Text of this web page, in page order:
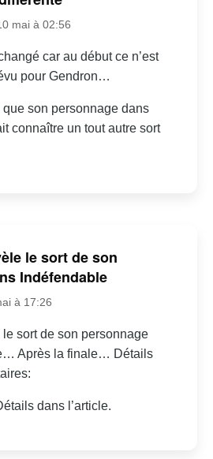
mai à 02:56
car au début ce n’est
pour Gendron…
son personnage dans
connaître un tout autre sort
le sort de son
Indéfendable
à 17:26
sort de son personnage
Après la finale… Détails
dans l’article.